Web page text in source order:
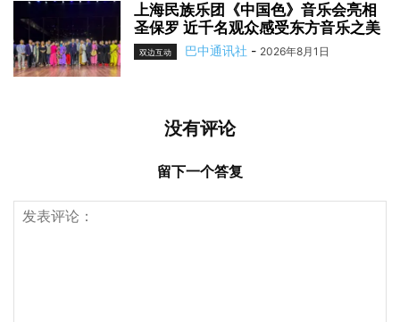
上海民族乐团《中国色》音乐会亮相
圣保罗 近千名观众感受东方音乐之美
双边互动 巴中通讯社 - 2026年8月1日
没有评论
留下一个答复